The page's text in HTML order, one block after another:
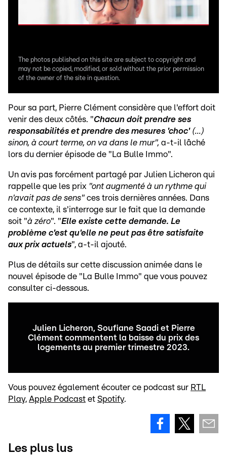
The photos published on this site are subject to copyright and
may not be copied, modified, or sold without the prior permission
of the owner of the site in question.
Pour sa part, Pierre Clément considère que l'effort doit
venir des deux côtés. "Chacun doit prendre ses
responsabilités et prendre des mesures 'choc' (...)
sinon, à court terme, on va dans le mur", a-t-il lâché
lors du dernier épisode de "La Bulle Immo".
Un avis pas forcément partagé par Julien Licheron qui
rappelle que les prix "ont augmenté à un rythme qui
n'avait pas de sens" ces trois dernières années. Dans
ce contexte, il s'interroge sur le fait que la demande
soit "à zéro". "Elle existe cette demande. Le
problème c'est qu'elle ne peut pas être satisfaite
aux prix actuels", a-t-il ajouté.
Plus de détails sur cette discussion animée dans le
nouvel épisode de "La Bulle Immo" que vous pouvez
consulter ci-dessous.
Julien Licheron, Soufiane Saadi et Pierre
Clément commentent la baisse du prix des
logements au premier trimestre 2023.
Vous pouvez également écouter ce podcast sur RTL
Play, Apple Podcast et Spotify.
Les plus lus